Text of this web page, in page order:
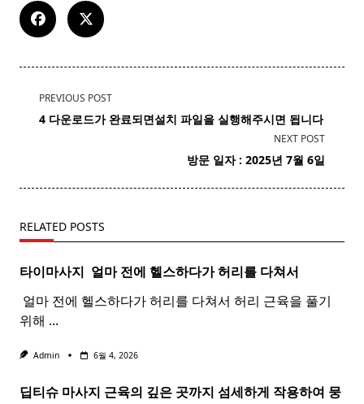
<span
class="nav-
text">Page</span>
PREVIOUS POST
4 다운로드가 완료되면설치 파일을 실행해주시면 됩니다
NEXT POST
방문 일자 : 2025년 7월 6일
RELATED POSTS
타이마사지 ​ 얼마 전에 헬스하다가 허리를 다쳐서
​ 얼마 전에 헬스하다가 허리를 다쳐서 허리 근육을 풀기
위해 ...
Admin 6월 4, 2026
딥티슈 마사지 근육의 깊은 곳까지 섬세하게 작용하여 뭉